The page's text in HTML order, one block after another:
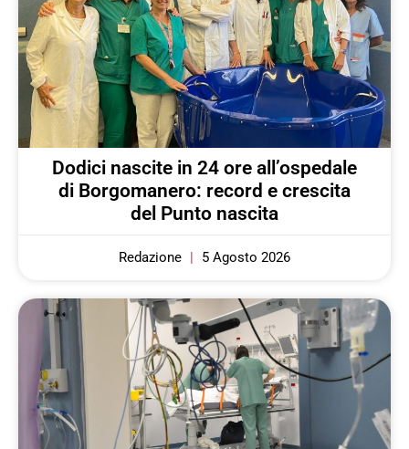
Dodici nascite in 24 ore all’ospedale
di Borgomanero: record e crescita
del Punto nascita
Redazione 5 Agosto 2026